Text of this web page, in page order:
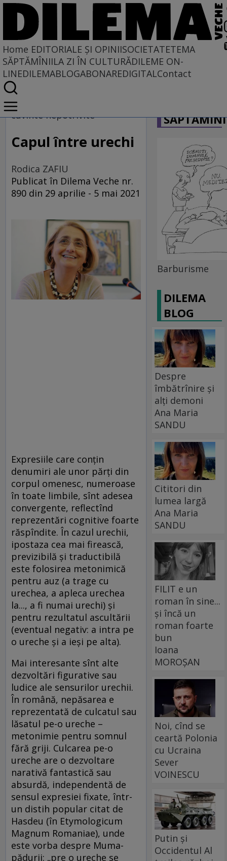
Home EDITORIALE ȘI OPINIISOCIETATETEMA
SĂPTĂMÎNIILA ZI ÎN CULTURĂDILEME ON-
LINEDILEMABLOGABONAREDIGITALContact
Home
EDITORIALE ȘI OPINII
PE CE LUME TRĂIM
cuvinte nepotrivite
Capul între urechi
Rodica ZAFIU
Publicat în Dilema Veche nr.
890 din 29 aprilie - 5 mai 2021
Expresiile care conțin
denumiri ale unor părți din
corpul omenesc, numeroase
în toate limbile, sînt adesea
convergente, reflectînd
reprezentări cognitive foarte
răspîndite. În cazul urechii,
ipostaza cea mai firească,
previzibilă și traductibilă
este folosirea metonimică
pentru auz (a trage cu
urechea, a apleca urechea
la..., a fi numai urechi) și
pentru rezultatul ascultării
(eventual negativ: a intra pe
o ureche și a ieși pe alta).
Mai interesante sînt alte
dezvoltări figurative sau
ludice ale sensurilor urechii.
În română, nepăsarea e
reprezentată de culcatul sau
lăsatul pe-o ureche –
metonimie pentru somnul
fără griji. Culcarea pe-o
ureche are o dezvoltare
narativă fantastică sau
absurdă, independentă de
sensul expresiei fixate, într-
un distih popular citat de
Hasdeu (în Etymologicum
Magnum Romaniae), unde
este vorba despre Muma-
pădurii: „pre o ureche se
Barburisme
DILEMA
BLOG
Despre
îmbătrînire și
alți demoni
Ana Maria
SANDU
Cititori din
lumea largă
Ana Maria
SANDU
FILIT e un
roman în sine...
și încă un
roman foarte
bun
Ioana
MOROȘAN
Noi, cînd se
ceartă Polonia
cu Ucraina
Sever
VOINESCU
Putin și
Occidentul Al